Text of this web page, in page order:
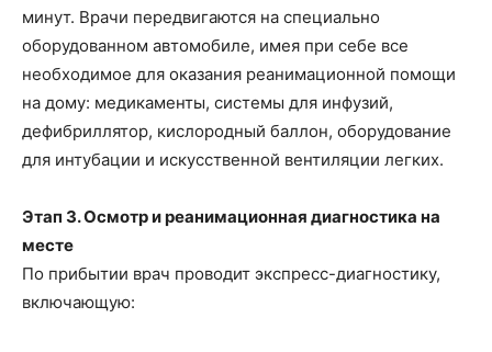
минут. Врачи передвигаются на специально
оборудованном автомобиле, имея при себе все
необходимое для оказания реанимационной помощи
на дому: медикаменты, системы для инфузий,
дефибриллятор, кислородный баллон, оборудование
для интубации и искусственной вентиляции легких.
Этап 3. Осмотр и реанимационная диагностика на
месте
По прибытии врач проводит экспресс-диагностику,
включающую: